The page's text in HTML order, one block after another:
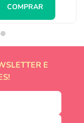
COMPRAR
E